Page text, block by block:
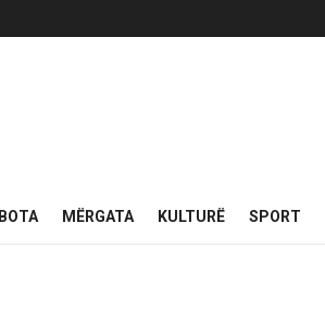
MËRGATA KULTURË SPORT